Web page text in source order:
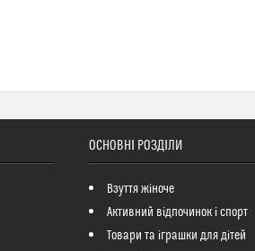
ОСНОВНІ РОЗДІЛИ
Взуття жіноче
Активний відпочинок і спорт
Товари та іграшки для дітей